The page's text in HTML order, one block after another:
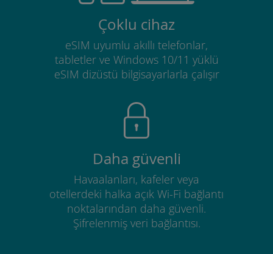
Çoklu cihaz
eSIM uyumlu akıllı telefonlar,
tabletler ve Windows 10/11 yüklü
eSIM dizüstü bilgisayarlarla çalışır
Daha güvenli
Havaalanları, kafeler veya
otellerdeki halka açık Wi-Fi bağlantı
noktalarından daha güvenli.
Şifrelenmiş veri bağlantısı.